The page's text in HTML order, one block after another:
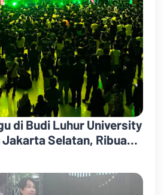
di Budi Luhur University
Selatan, Ribuan
Euforia!